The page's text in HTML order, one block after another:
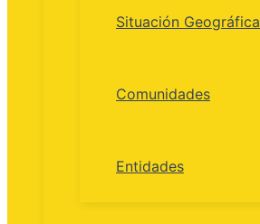
Situación Geográfica
Comunidades
Entidades